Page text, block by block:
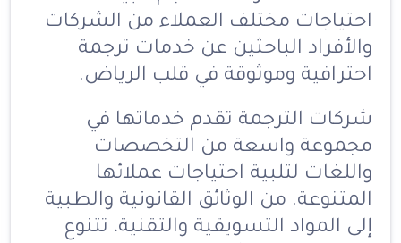
احتياجات مختلف العملاء من الشركات
والأفراد الباحثين عن خدمات ترجمة
احترافية وموثوقة في قلب الرياض.
شركات الترجمة تقدم خدماتها في
مجموعة واسعة من التخصصات
واللغات لتلبية احتياجات عملائها
المتنوعة. من الوثائق القانونية والطبية
إلى المواد التسويقية والتقنية، تتنوع